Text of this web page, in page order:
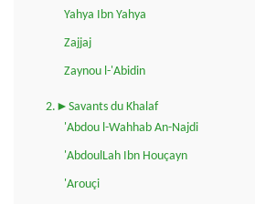
Yahya Ibn Yahya
Zajjaj
Zaynou l-'Abidin
2.►Savants du Khalaf
'Abdou l-Wahhab An-Najdi
'AbdoulLah Ibn Houçayn
'Arouçi